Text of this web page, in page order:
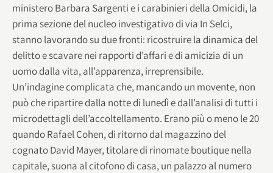
ministero Barbara Sargenti e i carabinieri della Omicidi, la
prima sezione del nucleo investigativo di via In Selci,
stanno lavorando su due fronti: ricostruire la dinamica del
delitto e scavare nei rapporti d’affari e di amicizia di un
uomo dalla vita, all’apparenza, irreprensibile.
Un’indagine complicata che, mancando un movente, non
può che ripartire dalla notte di lunedì e dall’analisi di tutti i
microdettagli dell’accoltellamento. Erano più o meno le 20
quando Rafael Cohen, di ritorno dal magazzino del
cognato David Mayer, titolare di rinomate boutique nella
capitale, suona al citofono di casa, un palazzo al numero